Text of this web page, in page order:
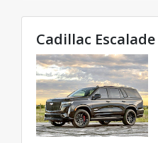
Cadillac Escalade